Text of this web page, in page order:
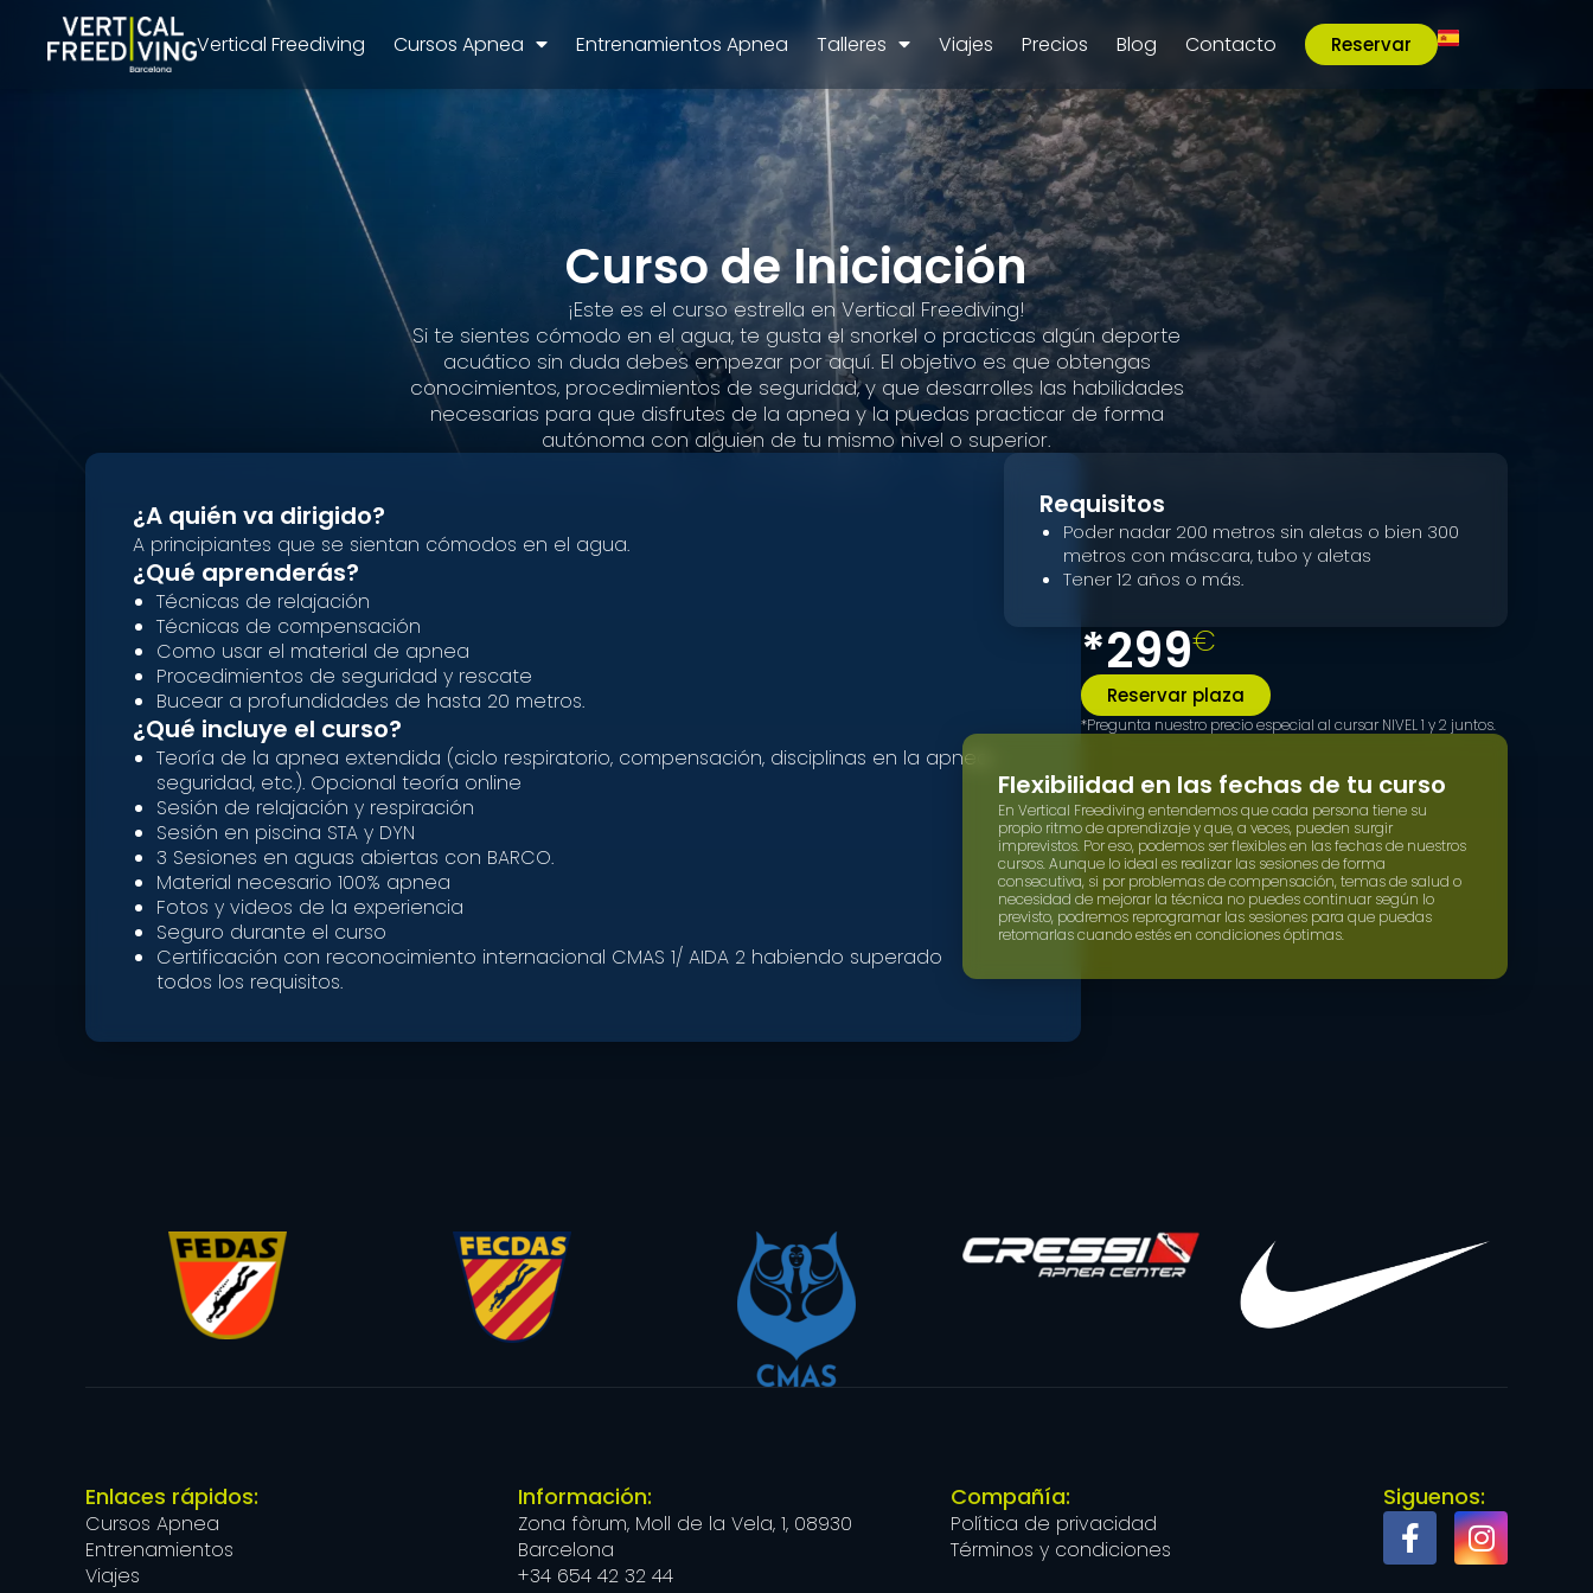
Vertical Freediving Cursos Apnea Entrenamientos Apnea Talleres Viajes Precios Blog Contacto Reservar
Curso de Iniciación
¡Este es el curso estrella en Vertical Freediving!
Si te sientes cómodo en el agua, te gusta el snorkel o practicas algún deporte
acuático sin duda debes empezar por aquí. El objetivo es que obtengas
conocimientos, procedimientos de seguridad, y que desarrolles las habilidades
necesarias para que disfrutes de la apnea y la puedas practicar de forma
autónoma con alguien de tu mismo nivel o superior.
¿A quién va dirigido?
A principiantes que se sientan cómodos en el agua.
¿Qué aprenderás?
Técnicas de relajación
Técnicas de compensación
Como usar el material de apnea
Procedimientos de seguridad y rescate
Bucear a profundidades de hasta 20 metros.
¿Qué incluye el curso?
Teoría de la apnea extendida (ciclo respiratorio, compensación, disciplinas en la apnea,
seguridad, etc.). Opcional teoría online
Sesión de relajación y respiración
Sesión en piscina STA y DYN
3 Sesiones en aguas abiertas con BARCO.
Material necesario 100% apnea
Fotos y videos de la experiencia
Seguro durante el curso
Certificación con reconocimiento internacional CMAS 1/ AIDA 2 habiendo superado
todos los requisitos.
Requisitos
Poder nadar 200 metros sin aletas o bien 300
metros con máscara, tubo y aletas
Tener 12 años o más.
*299€
Reservar plaza
*Pregunta nuestro precio especial al cursar NIVEL 1 y 2 juntos.
Flexibilidad en las fechas de tu curso
En Vertical Freediving entendemos que cada persona tiene su
propio ritmo de aprendizaje y que, a veces, pueden surgir
imprevistos. Por eso, podemos ser flexibles en las fechas de nuestros
cursos. Aunque lo ideal es realizar las sesiones de forma
consecutiva, si por problemas de compensación, temas de salud o
necesidad de mejorar la técnica no puedes continuar según lo
previsto, podremos reprogramar las sesiones para que puedas
retomarlas cuando estés en condiciones óptimas.
Enlaces rápidos:
Cursos Apnea
Entrenamientos
Viajes
Información:
Zona fòrum, Moll de la Vela, 1, 08930
Barcelona
+34 654 42 32 44
Compañía:
Política de privacidad
Términos y condiciones
Siguenos: